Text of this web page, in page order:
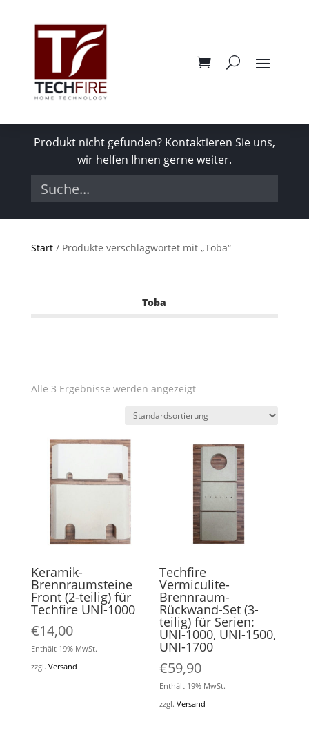
Produkt nicht gefunden? Kontaktieren Sie uns,
wir helfen Ihnen gerne weiter.
Start/ Produkte verschlagwortet mit „Toba“
Toba
Alle 3 Ergebnisse werden angezeigt
Keramik-
Brennraumsteine
Front (2-teilig) für
Techfire UNI-1000
€14,00
Enthält 19% MwSt.
zzgl. Versand
Techfire
Vermiculite-
Brennraum-
Rückwand-Set (3-
teilig) für Serien:
UNI-1000, UNI-1500,
UNI-1700
€59,90
Enthält 19% MwSt.
zzgl.Versand